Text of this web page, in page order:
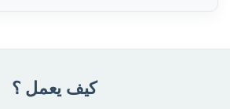
كيف يعمل ؟